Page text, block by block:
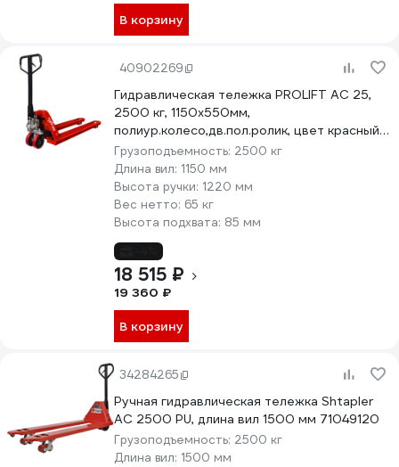
В корзину
40902269
Гидравлическая тележка PROLIFT AC 25,
2500 кг, 1150х550мм,
полиур.колесо,дв.пол.ролик, цвет красный
AC 25-1150x550-P/P-R
Грузоподъемность: 2500 кг
Длина вил: 1150 мм
Высота ручки: 1220 мм
Вес нетто: 65 кг
Высота подхвата: 85 мм
18 515 ₽
19 360 ₽
В корзину
34284265
Ручная гидравлическая тележка Shtapler
AC 2500 PU, длина вил 1500 мм 71049120
Грузоподъемность: 2500 кг
Длина вил: 1500 мм